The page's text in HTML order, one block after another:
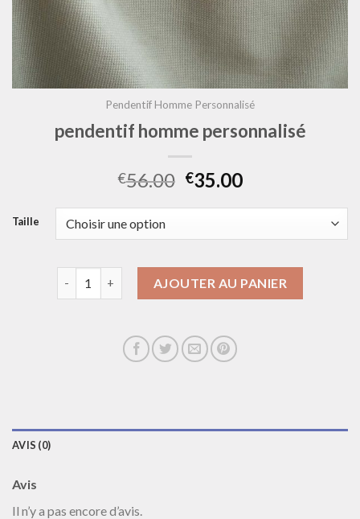
Pendentif Homme Personnalisé
pendentif homme personnalisé
€56.00 €35.00
Taille
AJOUTER AU PANIER
AVIS (0)
Avis
Il n’y a pas encore d’avis.